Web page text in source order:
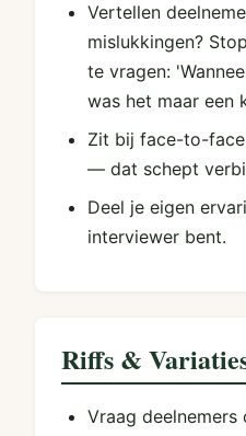
Vertellen
mislukkingen?
te vragen:
was het maar een
Zit bij face-to-
— dat schept
Deel je eigen
interviewer bent.
Riffs &
Vraag